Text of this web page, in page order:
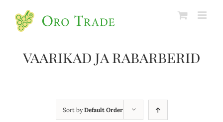
vaarikad ja rabarberid
Sort byDefault Order